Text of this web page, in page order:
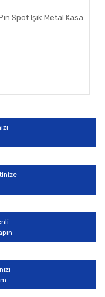
Spot Işık Metal Kasa